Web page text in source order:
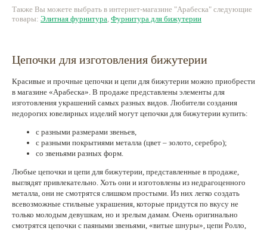
Также Вы можете выбрать в интернет-магазине "Арабеска" следующие
товары: Элитная фурнитура, Фурнитура для бижутерии
Цепочки для изготовления бижутерии
Красивые и прочные цепочки и цепи для бижутерии можно приобрести
в магазине «Арабеска». В продаже представлены элементы для
изготовления украшений самых разных видов. Любители создания
недорогих ювелирных изделий могут цепочки для бижутерии купить:
с разными размерами звеньев,
с разными покрытиями металла (цвет – золото, серебро);
со звеньями разных форм.
Любые цепочки и цепи для бижутерии, представленные в продаже,
выглядят привлекательно. Хоть они и изготовлены из недрагоценного
металла, они не смотрятся слишком простыми. Из них легко создать
всевозможные стильные украшения, которые придутся по вкусу не
только молодым девушкам, но и зрелым дамам. Очень оригинально
смотрятся цепочки с паяными звеньями, «витые шнуры», цепи Ролло,